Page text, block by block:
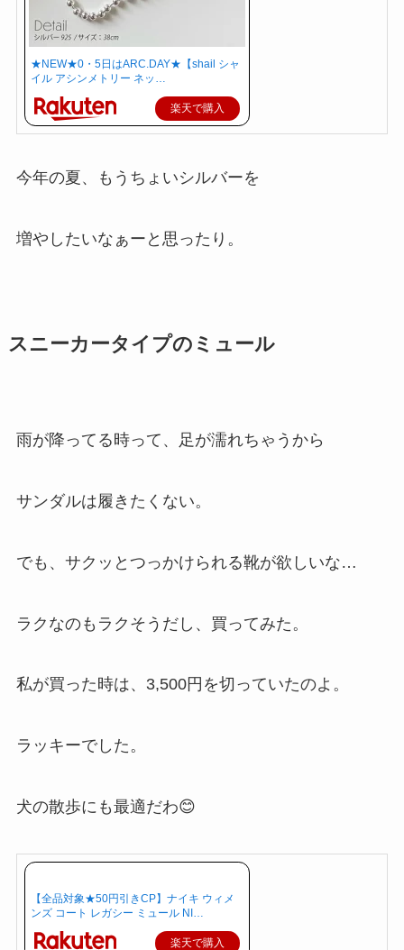
★NEW★0・5日はARC.DAY★【shail シャ
イル アシンメトリー ネッ…
楽天で購入
今年の夏、もうちょいシルバーを
増やしたいなぁーと思ったり。
スニーカータイプのミュール
雨が降ってる時って、足が濡れちゃうから
サンダルは履きたくない。
でも、サクッとつっかけられる靴が欲しいな…
ラクなのもラクそうだし、買ってみた。
私が買った時は、3,500円を切っていたのよ。
ラッキーでした。
犬の散歩にも最適だわ😊
【全品対象★50円引きCP】ナイキ ウィメ
ンズ コート レガシー ミュール NI…
楽天で購入